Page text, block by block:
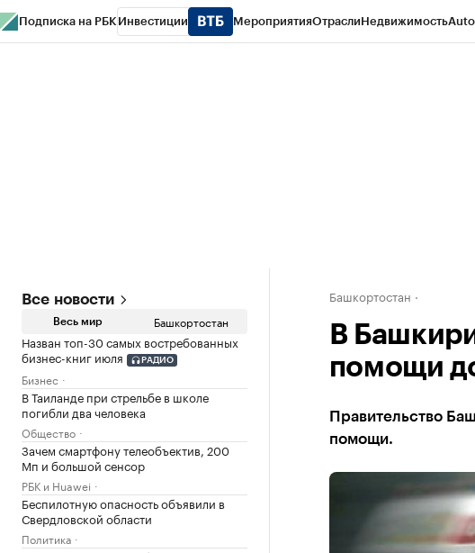
Подписка на РБК Инвестиции МероприятияОтраслиНедвижимость
Все новости
Весь мир Башкортостан
Назван топ-30 самых востребованных
бизнес-книг июля
РАДИО
Бизнес
В Таиланде при стрельбе в школе
погибли два человека
Общество
Зачем смартфону телеобъектив, 200
Мп и большой сенсор
РБК и Huawei
Беспилотную опасность объявили в
Свердловской области
Политика
Башкортостан
В
помощи
Правительство
помощи.